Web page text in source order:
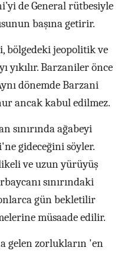
de General rütbesiyle
başına getirir.
bölgedeki jeopolitik ve
yıkılır. Barzaniler önce
dönemde Barzani
ancak kabul edilmez.
sınırında ağabeyi
gideceğini söyler.
ve uzun yürüyüş
sınırındaki
gün bekletilir
müsaade edilir.
gelen zorlukların 'en